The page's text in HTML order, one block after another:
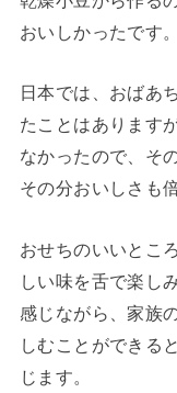
おいしかったです。
日本では、おばあ
たことはあります
なかったので、そ
その分おいしさも
おせちのいいとこ
しい味を舌で楽し
感じながら、家族
しむことができる
じます。